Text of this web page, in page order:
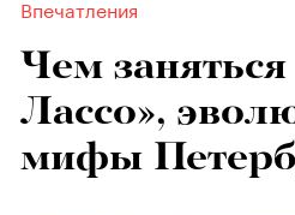
Впечатления
Чем
Лассо»,
мифы